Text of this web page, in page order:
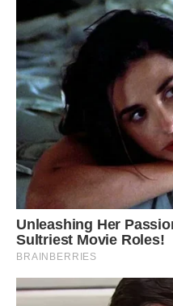
Потрібні слова?..